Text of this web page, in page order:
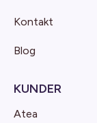
Kontakt
Blog
KUNDER
Atea